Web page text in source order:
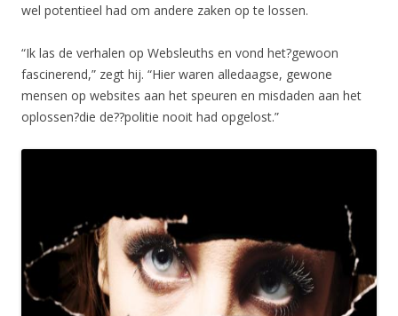
wel potentieel had om andere zaken op te lossen.
“Ik las de verhalen op Websleuths en vond het?gewoon
fascinerend,” zegt hij. “Hier waren alledaagse, gewone
mensen op websites aan het speuren en misdaden aan het
oplossen?die de??politie nooit had opgelost.”